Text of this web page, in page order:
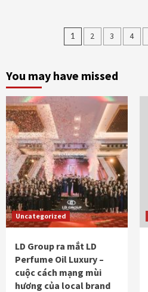
Posts
1 2 3 4
You may have missed
Uncategorized
LD Group ra mắt LD
Perfume Oil Luxury –
cuộc cách mạng mùi
hương của local brand